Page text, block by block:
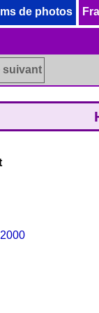
de photos
suivant
de photos